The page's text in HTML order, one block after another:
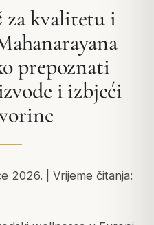
za kvalitetu i
prepoznati
i izbjeći
2026. | Vrijeme čitanja: